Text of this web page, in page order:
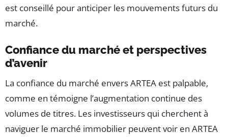
est conseillé pour anticiper les mouvements futurs du
marché.
Confiance du marché et perspectives
d’avenir
La confiance du marché envers ARTEA est palpable,
comme en témoigne l’augmentation continue des
volumes de titres. Les investisseurs qui cherchent à
naviguer le marché immobilier peuvent voir en ARTEA